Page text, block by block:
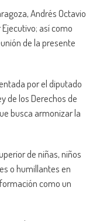
Andrés Octavio
así como
de la presente
por el diputado
de los Derechos de
busca armonizar la
de niñas, niños
o humillantes en
como un